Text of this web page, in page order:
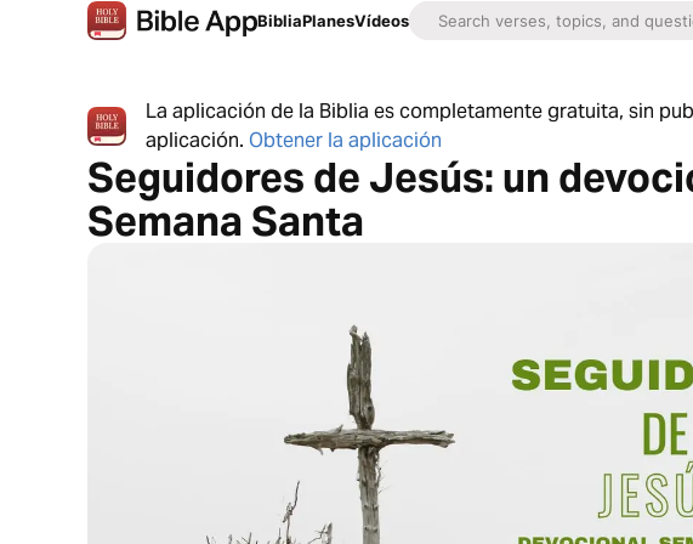
BibliaPlanesVídeos
La aplicación de la Biblia es completamente gratuita, sin
aplicación. Obtener la aplicación
Seguidores de Jesús: un
Semana Santa